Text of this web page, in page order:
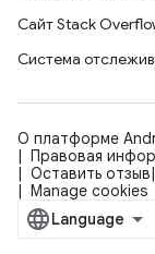
Сайт Stack
Система
О платформе
Правовая
Оставить отзыв
Manage cookies